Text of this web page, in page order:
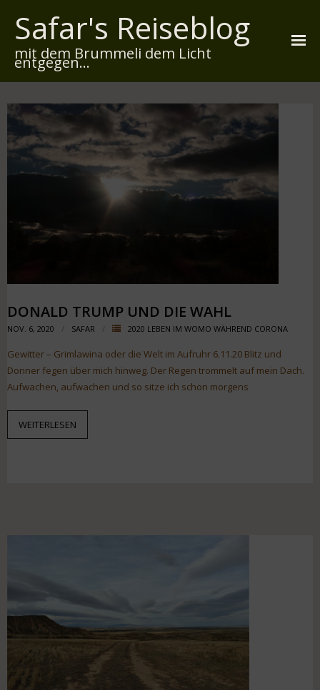
Safar's Reiseblog
mit dem Brummeli dem Licht
entgegen...
Über mich
Reiserouten
Impressum
DONALD TRUMP UND DIE WAHL
NOV. 6, 2020 SAFAR 2020 LEBEN IM WOMO WÄHREND CORONA
Gewitter – Grimlawina oder die Welt im Aufruhr 6.11.20 Blitz und
Donner fegen über mich hinweg. Der Regen trommelt auf mein Dach.
Aufwachen, aufwachen und so sitze ich schon morgens
WEITERLESEN